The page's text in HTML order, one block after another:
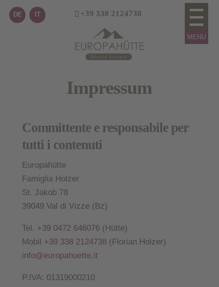
DE IT +39 338 2124738
Impressum
Committente e responsabile per
tutti i contenuti
Europahütte
Famiglia Holzer
St. Jakob 78
39049 Val di Vizze (Bz)
Tel. +39 0472 646076(Hütte)
Mobil +39 338 2124738(Florian Holzer)
info@europahuette.it
P.IVA: 01319000210